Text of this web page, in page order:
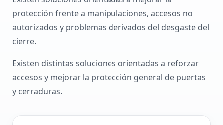
protección frente a manipulaciones, accesos no
autorizados y problemas derivados del desgaste del
cierre.
Existen distintas soluciones orientadas a reforzar
accesos y mejorar la protección general de puertas
y cerraduras.